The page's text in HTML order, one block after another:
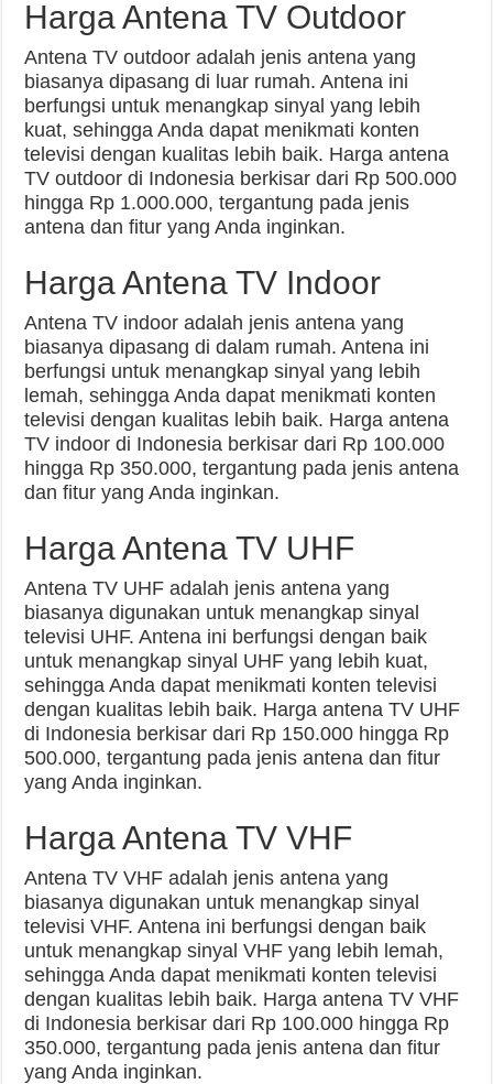
Harga Antena TV Outdoor
Antena TV outdoor adalah jenis antena yang
biasanya dipasang di luar rumah. Antena ini
berfungsi untuk menangkap sinyal yang lebih
kuat, sehingga Anda dapat menikmati konten
televisi dengan kualitas lebih baik. Harga antena
TV outdoor di Indonesia berkisar dari Rp 500.000
hingga Rp 1.000.000, tergantung pada jenis
antena dan fitur yang Anda inginkan.
Harga Antena TV Indoor
Antena TV indoor adalah jenis antena yang
biasanya dipasang di dalam rumah. Antena ini
berfungsi untuk menangkap sinyal yang lebih
lemah, sehingga Anda dapat menikmati konten
televisi dengan kualitas lebih baik. Harga antena
TV indoor di Indonesia berkisar dari Rp 100.000
hingga Rp 350.000, tergantung pada jenis antena
dan fitur yang Anda inginkan.
Harga Antena TV UHF
Antena TV UHF adalah jenis antena yang
biasanya digunakan untuk menangkap sinyal
televisi UHF. Antena ini berfungsi dengan baik
untuk menangkap sinyal UHF yang lebih kuat,
sehingga Anda dapat menikmati konten televisi
dengan kualitas lebih baik. Harga antena TV UHF
di Indonesia berkisar dari Rp 150.000 hingga Rp
500.000, tergantung pada jenis antena dan fitur
yang Anda inginkan.
Harga Antena TV VHF
Antena TV VHF adalah jenis antena yang
biasanya digunakan untuk menangkap sinyal
televisi VHF. Antena ini berfungsi dengan baik
untuk menangkap sinyal VHF yang lebih lemah,
sehingga Anda dapat menikmati konten televisi
dengan kualitas lebih baik. Harga antena TV VHF
di Indonesia berkisar dari Rp 100.000 hingga Rp
350.000, tergantung pada jenis antena dan fitur
yang Anda inginkan.